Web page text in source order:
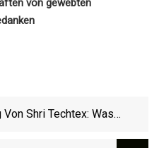
von gewebten
Von Shri Techtex: Was